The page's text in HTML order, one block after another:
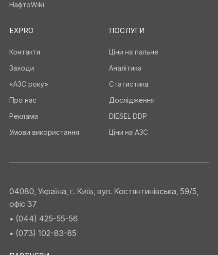
НафтоWiki
EXPRO
Контакти
Заходи
«АЗС року»
Про нас
Реклама
Умови використання
ПОСЛУГИ
Ціни на пальне
Аналітика
Статистика
Дослідження
DIESEL DDP
Ціни на АЗС
04080, Україна, г. Київ, вул. Костянтинівська, 59/5,
офіс 37
• (044) 425-55-56
• (073) 102-83-85